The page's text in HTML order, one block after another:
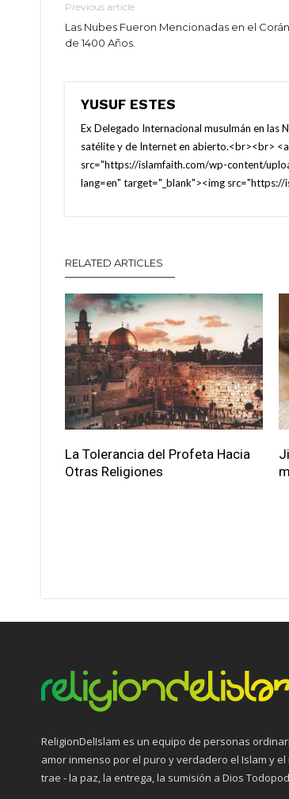
Previous article
Las Nubes Fueron Mencionadas en el
de 1400 Años.
YUSUF ESTES
Ex Delegado Internacional musulmán en las
satélite y de Internet en abierto.<br><br>
src="https://islamfaith.com/wp-content/
lang=en" target="_blank"><img
RELATED ARTICLES
La Tolerancia del Profeta Hacia
Otras Religiones
ReligionDelIslam es un equipo de personas
amor inmenso por el puro y verdadero el Islam y
trae - la paz, la entrega, la sumisión a Dios